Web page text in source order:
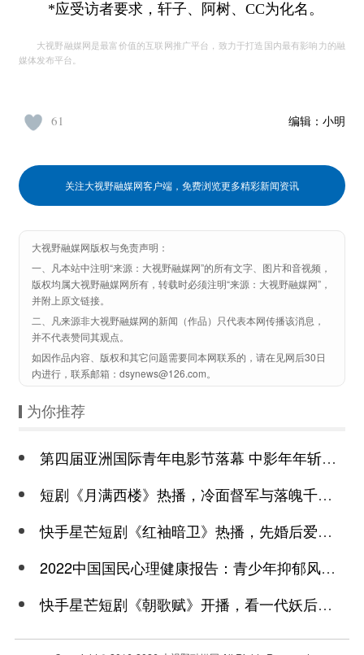
*应受访者要求，轩子、阿树、CC为化名。
大视野融媒网是最富价值的互联网推广平台，致力于打造国内最有影响力的融
媒体发布平台。
编辑： 小明
61
关注大视野融媒网客户端，免费浏览更多精彩新闻资讯
大视野融媒网版权与免责声明：
一、凡本站中注明“来源：大视野融媒网”的所有文字、图片和音视频，
版权均属大视野融媒网所有，转载时必须注明“来源：大视野融媒网”，
并附上原文链接。
二、凡来源非大视野融媒网的新闻（作品）只代表本网传播该消息，
并不代表赞同其观点。
如因作品内容、版权和其它问题需要同本网联系的，请在见网后30日
内进行，联系邮箱：dsynews@126.com。
为你推荐
第四届亚洲国际青年电影节落幕 中影年年斩获颇丰
短剧《月满西楼》热播，冷面督军与落魄千金谱写民国传奇
快手星芒短剧《红袖暗卫》热播，先婚后爱诠释别样浪漫
2022中国国民心理健康报告：青少年抑郁风险高于成年
快手星芒短剧《朝歌赋》开播，看一代妖后与心机皇上极限拉扯